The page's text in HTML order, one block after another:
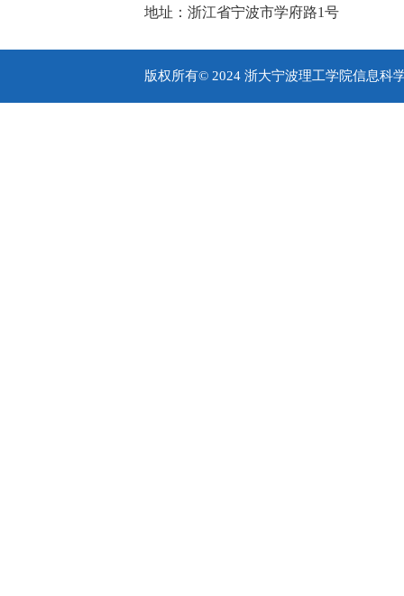
地址：浙江省宁波市学府路1号
版权所有© 2024 浙大宁波理工学院信息科